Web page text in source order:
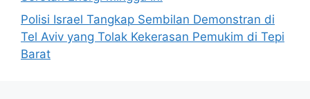
Polisi Israel Tangkap Sembilan Demonstran di
Tel Aviv yang Tolak Kekerasan Pemukim di Tepi
Barat